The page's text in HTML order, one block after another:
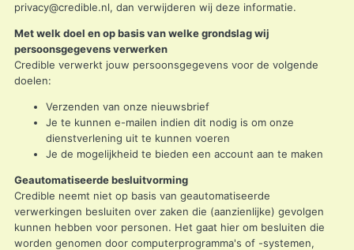
privacy@credible.nl, dan verwijderen wij deze informatie.
Met welk doel en op basis van welke grondslag wij
persoonsgegevens verwerken
Credible verwerkt jouw persoonsgegevens voor de volgende
doelen:
Verzenden van onze nieuwsbrief
Je te kunnen e-mailen indien dit nodig is om onze
dienstverlening uit te kunnen voeren
Je de mogelijkheid te bieden een account aan te maken
Geautomatiseerde besluitvorming
Credible neemt niet op basis van geautomatiseerde
verwerkingen besluiten over zaken die (aanzienlijke) gevolgen
kunnen hebben voor personen. Het gaat hier om besluiten die
worden genomen door computerprogramma's of -systemen,